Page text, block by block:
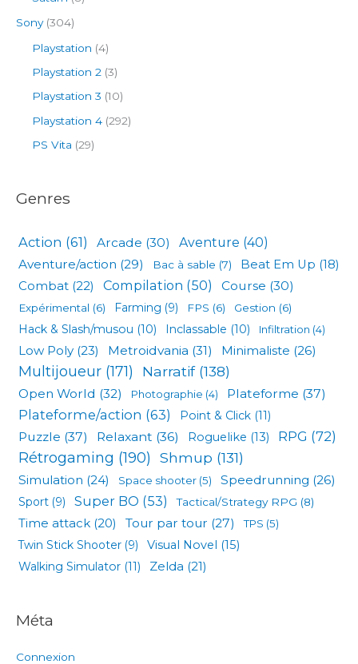
Sony(304)
Playstation (4)
Playstation 2 (3)
Playstation 3 (10)
Playstation 4 (292)
PS Vita (29)
Genres
Action (61) Arcade (30) Aventure (40)
Aventure/action (29) Bac à sable (7) Beat Em Up (18)
Combat (22) Compilation (50) Course (30)
Expérimental (6) Farming (9) FPS (6) Gestion (6)
Hack & Slash/musou (10) Inclassable (10) Infiltration (4)
Low Poly (23) Metroidvania (31) Minimaliste (26)
Multijoueur (171) Narratif(138)
Open World (32) Photographie (4) Plateforme (37)
Plateforme/action (63) Point & Click (11)
Puzzle (37) Relaxant (36) Roguelike (13) RPG (72)
Rétrogaming (190) Shmup (131)
Simulation (24) Space shooter (5) Speedrunning (26)
Sport (9) Super BO (53) Tactical/Strategy RPG (8)
Time attack (20) Tour par tour (27) TPS (5)
Twin Stick Shooter (9) Visual Novel
(15)
Walking Simulator (11) Zelda (21)
Méta
Connexion